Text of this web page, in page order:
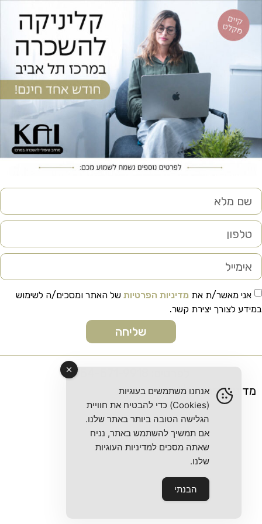
אני מאשר/ת את מדיניות הפרטיותשל האתר ומסכים/ה לשימוש
לצורך יצירת קשר.
שליחה
מדיניות פרטיות הצהרת נגישות
אנחנו משתמשים בעוגיות
(Cookies) כדי להבטיח את חוויית
הגלישה הטובה ביותר באתר שלנו.
אם תמשיך להשתמש באתר, נניח
שאתה מסכים למדיניות העוגיות
שלנו.
הבנתי